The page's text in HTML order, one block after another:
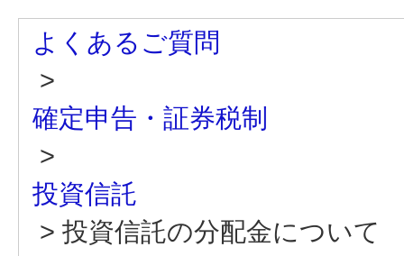
よくあるご質問
>
確定申告・証券税制
>
投資信託
> 投資信託の分配金について